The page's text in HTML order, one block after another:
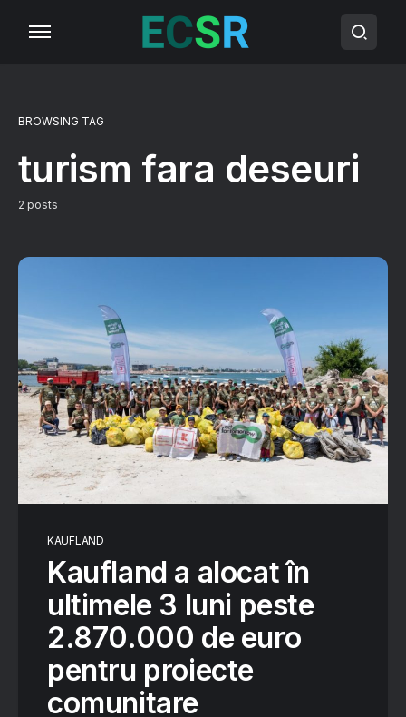
BROWSING TAG
turism fara deseuri
2 posts
KAUFLAND
Kaufland a alocat în
ultimele 3 luni peste
2.870.000 de euro
pentru proiecte
comunitare